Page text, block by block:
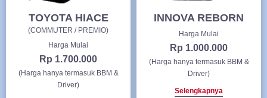
TOYOTA HIACE
(COMMUTER / PREMIO)
Harga Mulai
Rp 1.700.000
(Harga hanya termasuk BBM &
Driver)
INNOVA REBORN
Harga Mulai
Rp 1.000.000
(Harga hanya termasuk BBM &
Driver)
Selengkapnya